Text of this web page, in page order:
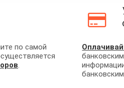
по самой
.